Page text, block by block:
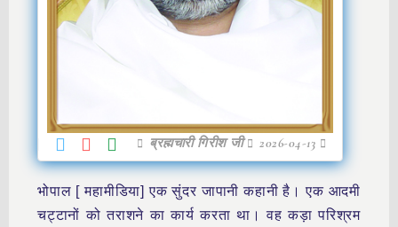
ब्रह्मचारी गिरीश जी 2026-04-13
भोपाल [ महामीडिया] एक सुंदर जापानी कहानी है। एक आदमी
चट्टानों को तराशने का कार्य करता था। वह कड़ा परिश्रम